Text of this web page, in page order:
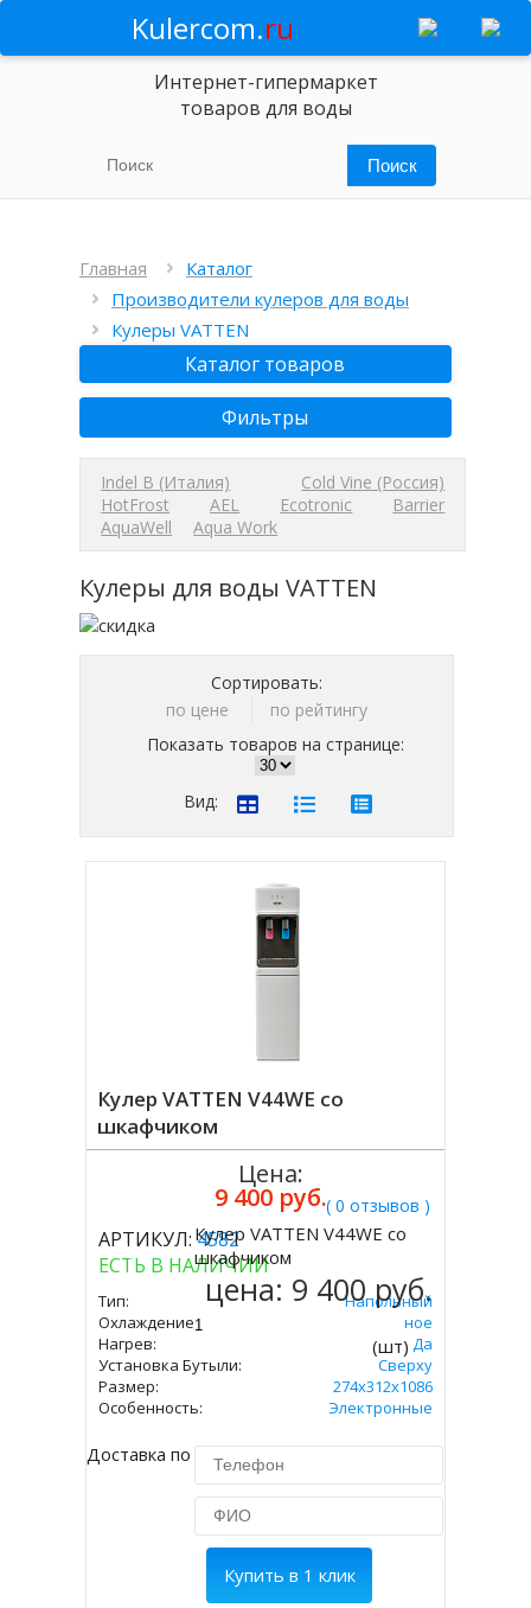
Kulercom.ru
Интернет-гипермаркет
товаров для воды
Главная
Каталог
Производители кулеров для воды
Кулеры VATTEN
Каталог товаров
Фильтры
Indel B (Италия)
Cold Vine (Россия)
HotFrost
AEL Ecotronic
Barrier
AquaWell
Aqua Work
Кулеры для воды VATTEN
Сортировать:
по цене
по рейтингу
Показать товаров на странице:
Вид:
Кулер VATTEN V44WE со
шкафчиком
( 0 отзывов )
АРТИКУЛ:4582
ЕСТЬ В НАЛИЧИИ
Тип:
Напольный
Охлаждение:
Электронное
Нагрев:
Да
Установка Бутыли:
Сверху
Размер:
274х312х1086
Особенность:
Электронные
Доставка по Москве 450 руб.
Цена:
9 400 руб.
Купить
Кулер VATTEN V44WE со
шкафчиком
цена: 9 400 руб.
(шт)
Купить в 1 клик